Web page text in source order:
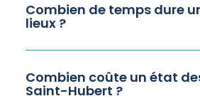
Combien de temps dure
lieux ?
Combien coûte un état
Saint-Hubert ?